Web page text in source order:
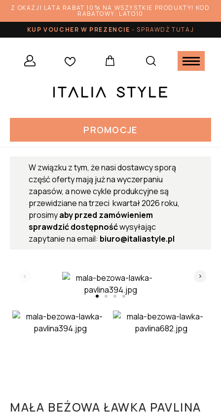
Z OKAZJI LATA RABAT 10% NA WSZYSTKIE PRODUKTY! KOD
RABATOWY: LATO10
KUP VOUCHER W PREZENCIE-SPRAWDŹ TUTAJ
PROMOCJE
W związku z tym, że nasi dostawcy sporą
część oferty mają już na wyczerpaniu
zapasów, a nowe cykle produkcyjne są
przewidziane na trzeci kwartał 2026 roku,
prosimyaby przed zamówieniem
sprawdzić dostępnośćwysyłając
zapytanie na email: biuro@italiastyle.pl
MAŁA BEŻOWA ŁAWKA PAVLINA